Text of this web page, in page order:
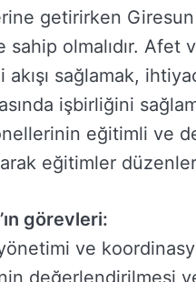
getirirken
olmalıdır. Afet
sağlamak,
işbirliğini
eğitimli ve
eğitimler
görevleri:
ve